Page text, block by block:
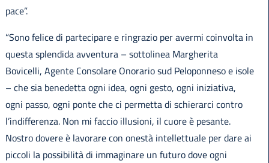
pace”.
“Sono felice di partecipare e ringrazio per avermi coinvolta in
questa splendida avventura – sottolinea Margherita
Bovicelli, Agente Consolare Onorario sud Peloponneso e isole
– che sia benedetta ogni idea, ogni gesto, ogni iniziativa,
ogni passo, ogni ponte che ci permetta di schierarci contro
l’indifferenza. Non mi faccio illusioni, il cuore è pesante.
Nostro dovere è lavorare con onestà intellettuale per dare ai
piccoli la possibilità di immaginare un futuro dove ogni